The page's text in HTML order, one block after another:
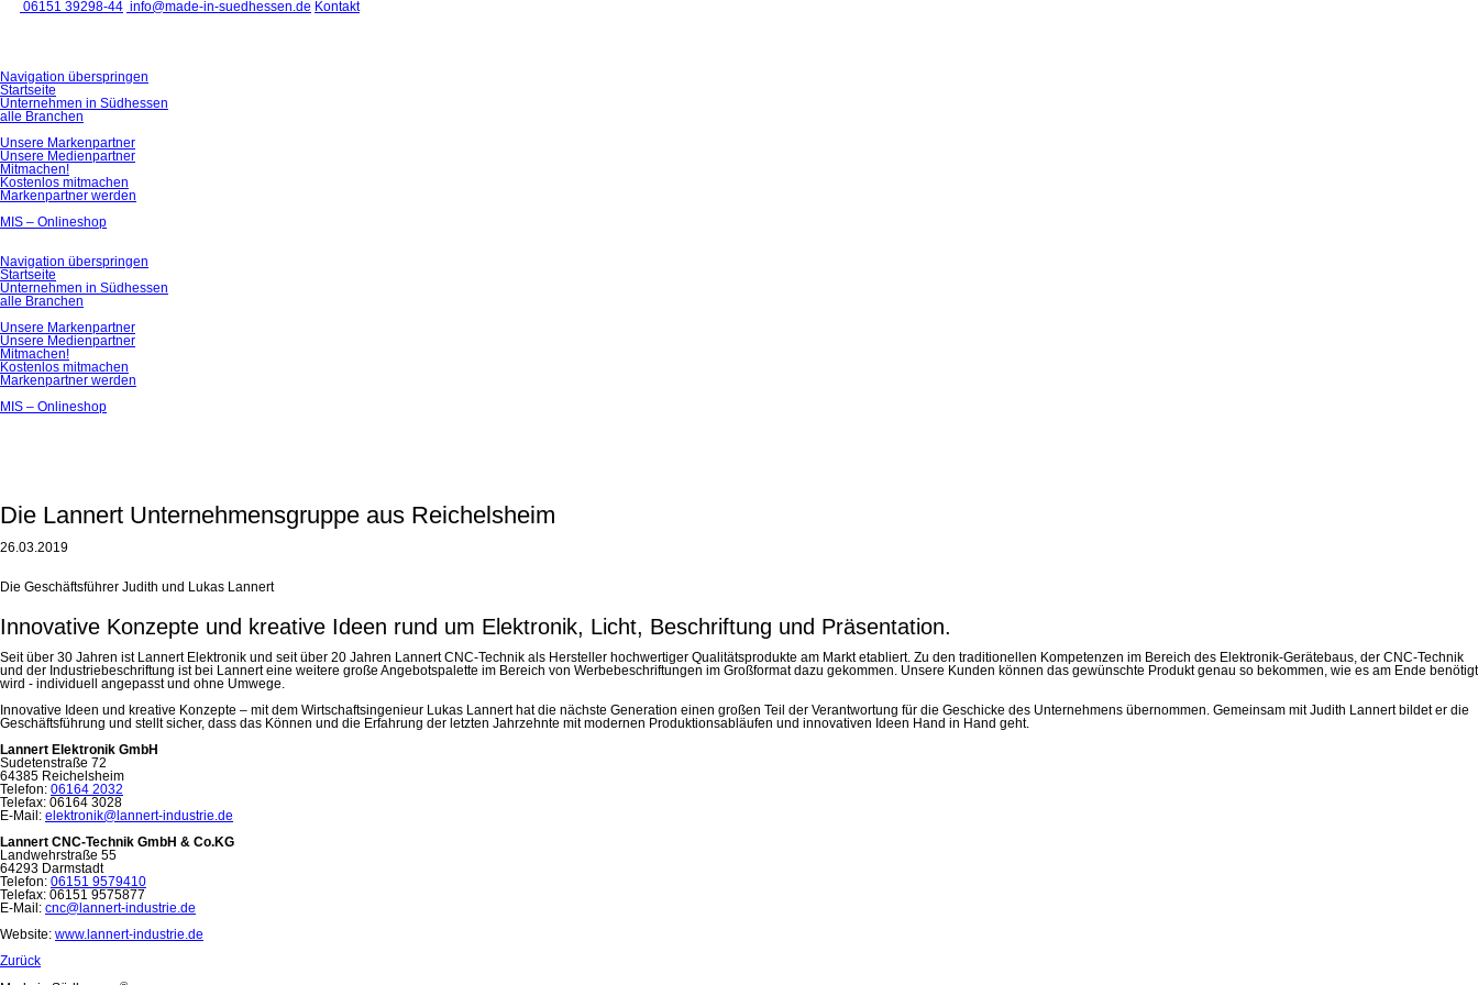
06151 39298-44 info@made-in-suedhessen.de Kontakt
Navigation überspringen
Startseite
Unternehmen in Südhessen
alle Branchen
Unsere Markenpartner
Unsere Medienpartner
Mitmachen!
Kostenlos mitmachen
Markenpartner werden
MIS – Onlineshop
Navigation überspringen
Startseite
Unternehmen in Südhessen
alle Branchen
Unsere Markenpartner
Unsere Medienpartner
Mitmachen!
Kostenlos mitmachen
Markenpartner werden
MIS – Onlineshop
Die Lannert Unternehmensgruppe aus Reichelsheim
26.03.2019
Die Geschäftsführer Judith und Lukas Lannert
Innovative Konzepte und kreative Ideen rund um Elektronik, Licht, Beschriftung und Präsentation.
Seit über 30 Jahren ist Lannert Elektronik und seit über 20 Jahren Lannert CNC-Technik als Hersteller hochwertiger Qualitätsprodukte am Markt etabliert. Zu den traditionellen Kompetenzen im Bereich des Elektronik-Gerätebaus, der CNC-Technik
und der Industriebeschriftung ist bei Lannert eine weitere große Angebotspalette im Bereich von Werbebeschriftungen im Großformat dazu gekommen. Unsere Kunden können das gewünschte Produkt genau so bekommen, wie es am Ende benötigt
wird - individuell angepasst und ohne Umwege.
Innovative Ideen und kreative Konzepte – mit dem Wirtschaftsingenieur Lukas Lannert hat die nächste Generation einen großen Teil der Verantwortung für die Geschicke des Unternehmens übernommen. Gemeinsam mit Judith Lannert bildet er die
Geschäftsführung und stellt sicher, dass das Können und die Erfahrung der letzten Jahrzehnte mit modernen Produktionsabläufen und innovativen Ideen Hand in Hand geht.
Lannert Elektronik GmbH
Sudetenstraße 72
64385 Reichelsheim
Telefon: 06164 2032
Telefax: 06164 3028
E-Mail: elektronik@lannert-industrie.de
Lannert CNC-Technik GmbH & Co.KG
Landwehrstraße 55
64293 Darmstadt
Telefon: 06151 9579410
Telefax: 06151 9575877
E-Mail: cnc@lannert-industrie.de
Website: www.lannert-industrie.de
Zurück